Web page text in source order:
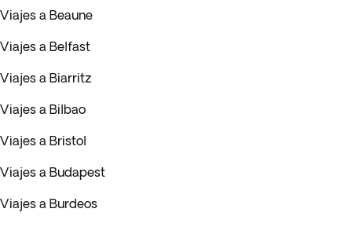
Viajes a Beaune
Viajes a Belfast
Viajes a Biarritz
Viajes a Bilbao
Viajes a Bristol
Viajes a Budapest
Viajes a Burdeos